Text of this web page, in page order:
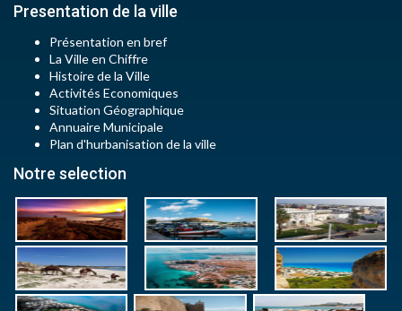
Presentation de la ville
Présentation en bref
La Ville en Chiffre
Histoire de la Ville
Activités Economiques
Situation Géographique
Annuaire Municipale
Plan d'hurbanisation de la ville
Notre selection